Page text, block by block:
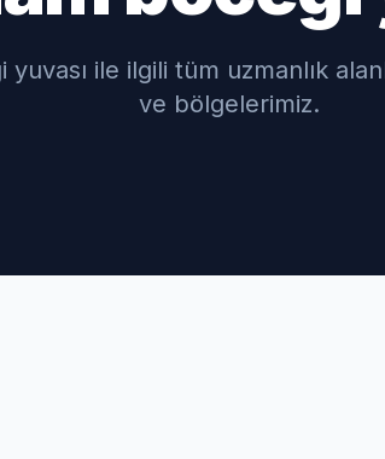
ile ilgili tüm uzmanlık
ve bölgelerimiz.